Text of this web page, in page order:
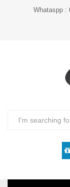
Whataspp :